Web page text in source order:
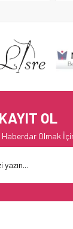
OL
Olmak